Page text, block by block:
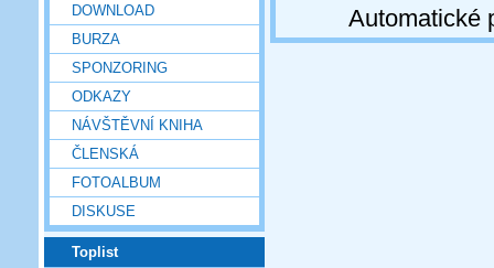
DOWNLOAD
BURZA
SPONZORING
ODKAZY
NÁVŠTĚVNÍ KNIHA
ČLENSKÁ
FOTOALBUM
DISKUSE
Toplist
Automatické